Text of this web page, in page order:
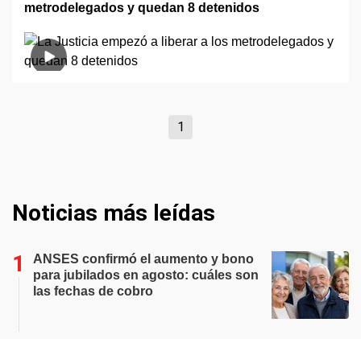
metrodelegados y quedan 8 detenidos
1
Noticias más leídas
ANSES confirmó el aumento y bono
para jubilados en agosto: cuáles son
las fechas de cobro